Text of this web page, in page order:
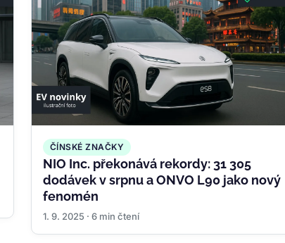
ČÍNSKÉ ZNAČKY
NIO Inc. překonává rekordy: 31 305
dodávek v srpnu a ONVO L90 jako nový
fenomén
1. 9. 2025 · 6 min čtení